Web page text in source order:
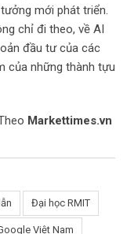
mới phát triển.
chỉ đi theo, về AI
đầu tư của các
của những thành tựu
Markettimes.vn
Đại học RMIT
Việt Nam